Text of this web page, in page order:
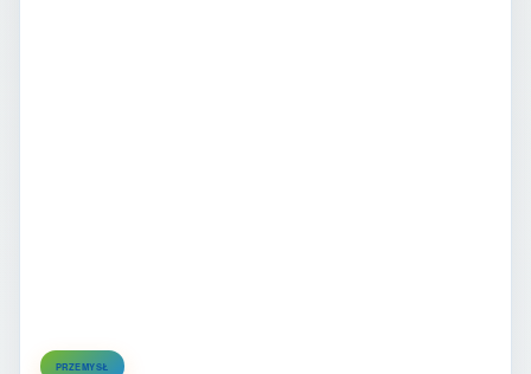
PRZEMYSŁ